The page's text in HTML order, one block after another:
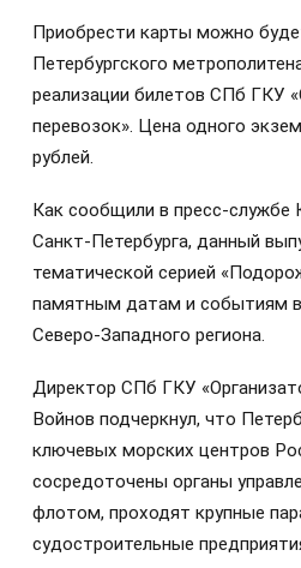
Приобрести карты можно
Петербургского
реализации билетов СПб ГКУ
перевозок». Цена одного
рублей.
Как сообщили в пресс-службе
Санкт-Петербурга, данный
тематической серией
памятным датам и событиям
Северо-Западного региона.
Директор СПб ГКУ
Войнов подчеркнул, что
ключевых морских центров
сосредоточены органы
флотом, проходят крупные
судостроительные